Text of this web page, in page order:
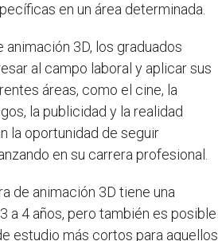
en un área determinada.
animación 3D, los graduados
al campo laboral y aplicar sus
áreas, como el cine, la
la publicidad y la realidad
la oportunidad de seguir
en su carrera profesional.
de animación 3D tiene una
a 4 años, pero también es posible
estudio más cortos para aquellos